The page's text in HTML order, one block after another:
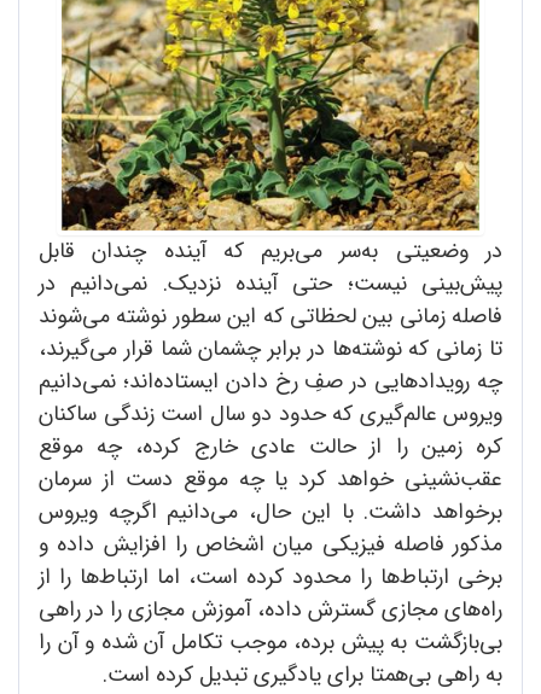
در وضعیتی به‌سر می‌بریم که آینده چندان قابل
پیش‌بینی نیست؛ حتی آینده نزدیک. نمی‌دانیم در
فاصله زمانی بین لحظاتی که این سطور نوشته می‌شوند
تا زمانی که نوشته‌ها در برابر چشمان شما قرار می‌گیرند،
چه رویدادهایی در صفِ رخ دادن ایستاده‌اند؛ نمی‌دانیم
ویروس عالم‌گیری که حدود دو سال است زندگی ساکنان
کره زمین را از حالت عادی خارج کرده، چه موقع
عقب‌نشینی خواهد کرد یا چه موقع دست از سرمان
برخواهد داشت. با این حال، می‌دانیم اگرچه ویروس
مذکور فاصله فیزیکی میان اشخاص را افزایش داده و
برخی ارتباط‌ها را محدود کرده است، اما ارتباط‌ها را از
راه‌های مجازی گسترش داده، آموزش مجازی را در راهی
بی‌بازگشت به پیش برده، موجب تکامل آن شده و آن را
به راهی بی‌همتا برای یادگیری تبدیل کرده است.